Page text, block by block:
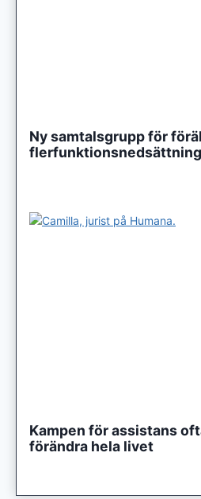
Ny samtalsgrupp för
flerfunktionsnedsättning
Kampen för assistans
förändra hela livet